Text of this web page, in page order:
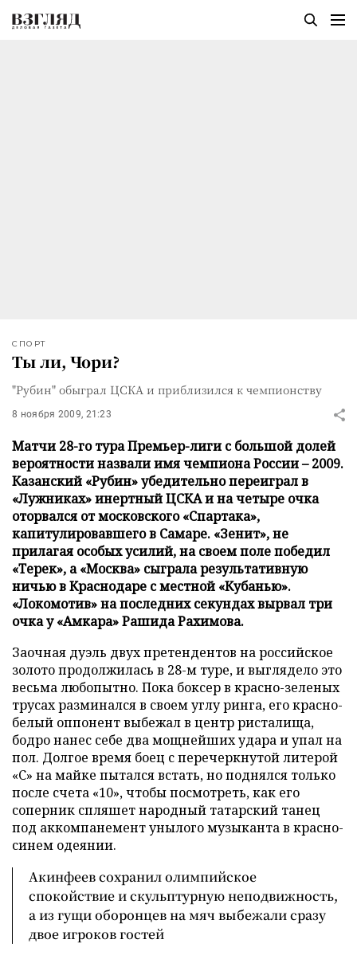
СПОРТ
Ты ли, Чори?
"Рубин" обыграл ЦСКА и приблизился к чемпионству
8 ноября 2009, 21:23
Матчи 28-го тура Премьер-лиги с большой долей
вероятности назвали имя чемпиона России – 2009.
Казанский «Рубин» убедительно переиграл в
«Лужниках» инертный ЦСКА и на четыре очка
оторвался от московского «Спартака»,
капитулировавшего в Самаре. «Зенит», не
прилагая особых усилий, на своем поле победил
«Терек», а «Москва» сыграла результативную
ничью в Краснодаре с местной «Кубанью».
«Локомотив» на последних секундах вырвал три
очка у «Амкара» Рашида Рахимова.
Заочная дуэль двух претендентов на российское
золото продолжилась в 28-м туре, и выглядело это
весьма любопытно. Пока боксер в красно-зеленых
трусах разминался в своем углу ринга, его красно-
белый оппонент выбежал в центр ристалища,
бодро нанес себе два мощнейших удара и упал на
пол. Долгое время боец с перечеркнутой литерой
«С» на майке пытался встать, но поднялся только
после счета «10», чтобы посмотреть, как его
соперник спляшет народный татарский танец
под аккомпанемент унылого музыканта в красно-
синем одеянии.
Акинфеев сохранил олимпийское
спокойствие и скульптурную неподвижность,
а из гущи оборонцев на мяч выбежали сразу
двое игроков гостей